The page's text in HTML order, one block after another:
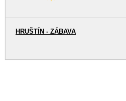
HRUŠTÍN - ZÁBAVA